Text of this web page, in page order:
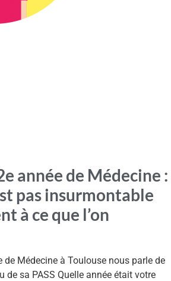
année de Médecine :
pas insurmontable
à ce que l’on
de Médecine à Toulouse nous parle de
de sa PASS Quelle année était votre